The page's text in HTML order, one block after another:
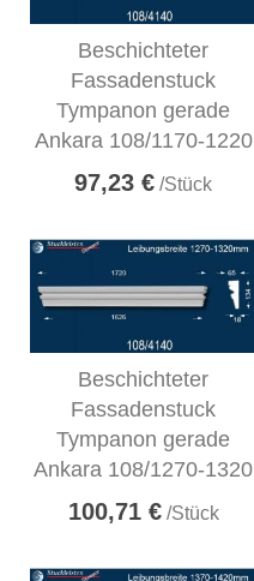
Beschichteter
Fassadenstuck
Tympanon gerade
Ankara 108/1170-1220
97,23 € /Stück
Beschichteter
Fassadenstuck
Tympanon gerade
Ankara 108/1270-1320
100,71 €/Stück